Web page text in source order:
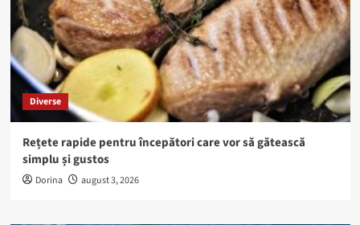
Diverse
Rețete rapide pentru începători care vor să gătească
simplu și gustos
Dorina august 3, 2026